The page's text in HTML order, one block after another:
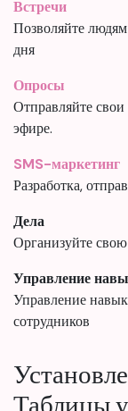
Встречи
Позволяйте
дня
Опросы
Отправляйте
эфире.
SMS-маркетинг
Разработка,
Дела
Организуйте
Управление
Управление
сотрудников